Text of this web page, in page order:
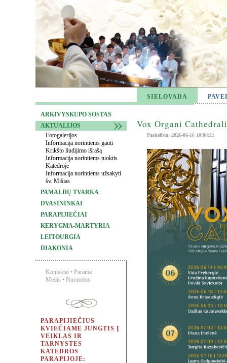
SIELOVADA
ARKIVYSKUPO SOSTAS
AKTUALIJOS
Fotogalerijos
Informacija norintiems gauti
Krikšto liudijimo išrašą
Informacija norintiems tuoktis
Katedroje
Informacija norintiems užsakyti
šv. Mišias
PAMALDŲ TVARKA
DVASININKAI
PARAPIJIEČIAI
KERYGMA-MARTYRIA
LEITOURGIA
DIAKONIA
Kontaktai • Parama
Medis • Nuorodos
PARAPIJIEČIUS
KVIEČIAME JUNGTIS Į
VEIKLAS IR
TARNYSTES
KATEDROS
PARAPIJOJE:
Vox Organi
Paskelbta: 2026-06-16 10:08:21